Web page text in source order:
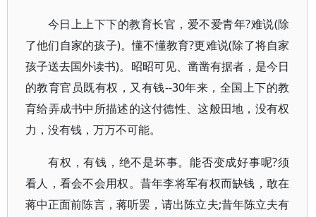
今日上上下下的教育长官，爱不爱青年?难说(除
了他们自家的孩子)。懂不懂教育?更难说(除了将自家
孩子送去国外读书)。昭昭可见、凿凿有据者，是今日
的教育官员既有权，又有钱--30年来，全国上下的教
育给弄成书中所描述的这付德性、这般田地，没有权
力，没有钱，万万不可能。
有权，有钱，绝不是坏事。能否变成好事呢?须
看人，看会不会用权。昔年李将军有权而缺钱，敢在
蒋中正面前陈言，蒋听罢，请出陈立夫;昔年陈立夫有